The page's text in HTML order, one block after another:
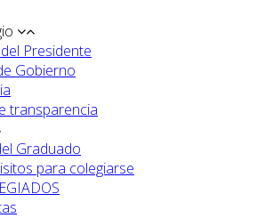
Presidente
Gobierno
transparencia
Graduado
para colegiarse